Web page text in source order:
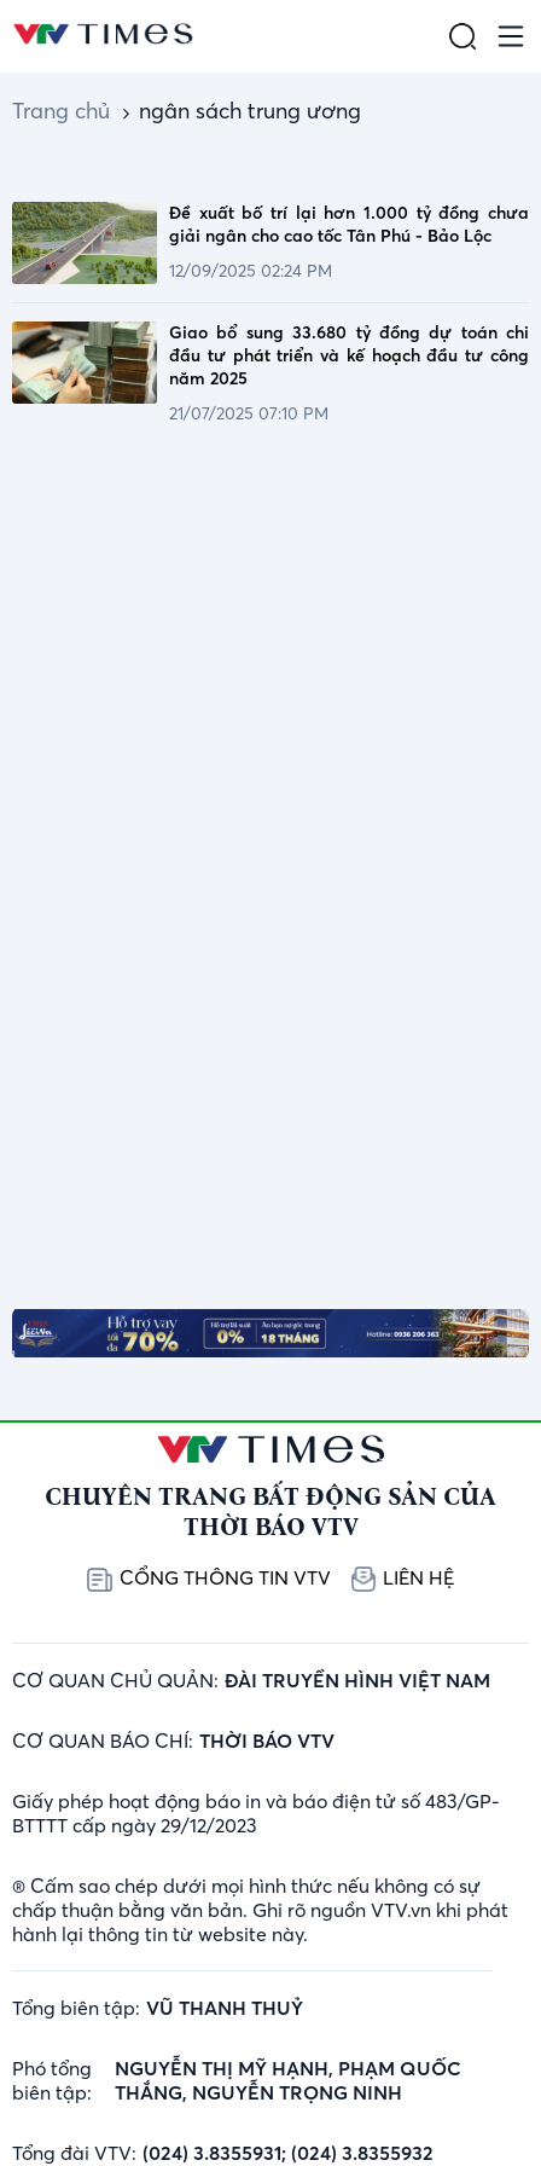
Trang chủ ngân sách trung ương
Đề xuất bố trí lại hơn 1.000 tỷ đồng chưa
giải ngân cho cao tốc Tân Phú - Bảo Lộc
12/09/2025 02:24 PM
Giao bổ sung 33.680 tỷ đồng dự toán chi
đầu tư phát triển và kế hoạch đầu tư công
năm 2025
21/07/2025 07:10 PM
CHUYÊN TRANG BẤT ĐỘNG SẢN CỦA
THỜI BÁO VTV
CỔNG THÔNG TIN VTV LIÊN HỆ
CƠ QUAN CHỦ QUẢN: ĐÀI TRUYỀN HÌNH VIỆT NAM
CƠ QUAN BÁO CHÍ: THỜI BÁO VTV
Giấy phép hoạt động báo in và báo điện tử số 483/GP-
BTTTT cấp ngày 29/12/2023
® Cấm sao chép dưới mọi hình thức nếu không có sự
chấp thuận bằng văn bản. Ghi rõ nguồn VTV.vn khi phát
hành lại thông tin từ website này.
Tổng biên tập: VŨ THANH THUỶ
Phó tổng
biên tập:
NGUYỄN THỊ MỸ HẠNH, PHẠM QUỐC
THẮNG, NGUYỄN TRỌNG NINH
Tổng đài VTV: (024) 3.8355931; (024) 3.8355932